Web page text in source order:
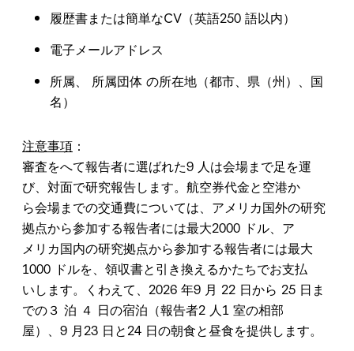
履歴書または簡単なCV（英語250 語以内）
電子メールアドレス
所属、 所属団体 の所在地（都市、県（州）、国
名）
注意事項 ：
審査をへて報告者に選ばれた9 人は会場まで足を運
び、対面で研究報告します。航空券代金と空港か
ら会場までの交通費については、アメリカ国外の研究
拠点から参加する報告者には最大2000 ドル、ア
メリカ国内の研究拠点から参加する報告者には最大
1000 ドルを、領収書と引き換えるかたちでお支払
いします。くわえて、2026 年9 月 22 日から 25 日ま
での３ 泊 ４ 日の宿泊（報告者2 人1 室の相部
屋）、9 月23 日と24 日の朝食と昼食を提供します。